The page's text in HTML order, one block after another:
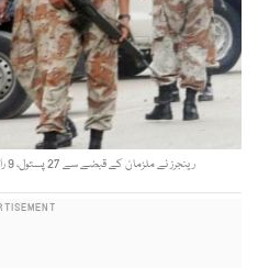
رینجرز نے ملزمان کے قبضے سے 27 پستول، 9 رائفلیں اور کارتوس بھی برآمد کئے۔ فوٹو: فائل